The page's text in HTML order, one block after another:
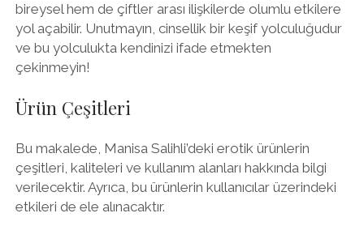
bireysel hem de çiftler arası ilişkilerde olumlu etkilere
yol açabilir. Unutmayın, cinsellik bir keşif yolculuğudur
ve bu yolculukta kendinizi ifade etmekten
çekinmeyin!
Ürün Çeşitleri
Bu makalede, Manisa Salihli’deki erotik ürünlerin
çeşitleri, kaliteleri ve kullanım alanları hakkında bilgi
verilecektir. Ayrıca, bu ürünlerin kullanıcılar üzerindeki
etkileri de ele alınacaktır.